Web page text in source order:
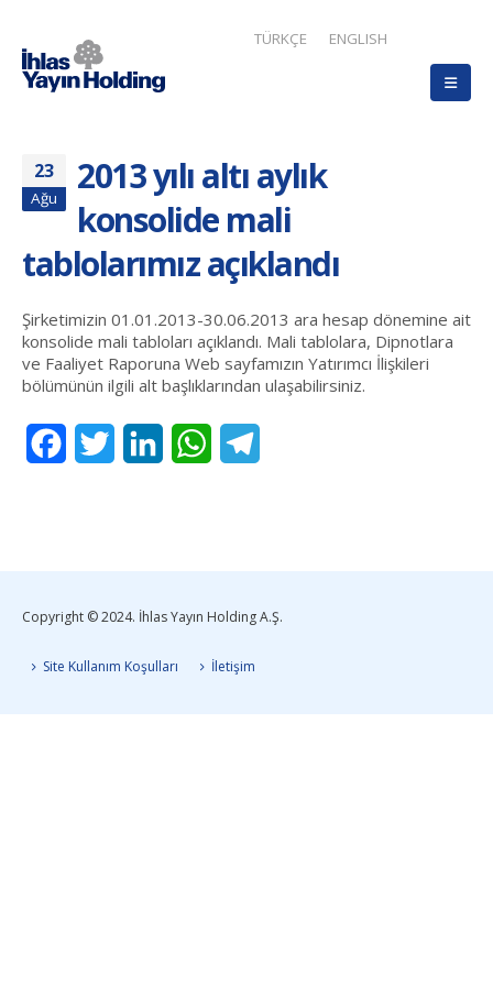
TÜRKÇE ENGLISH
23
Ağu
2013 yılı altı aylık
konsolide mali
tablolarımız açıklandı
Şirketimizin 01.01.2013-30.06.2013 ara hesap dönemine ait
konsolide mali tabloları açıklandı. Mali tablolara, Dipnotlara
ve Faaliyet Raporuna Web sayfamızın Yatırımcı İlişkileri
bölümünün ilgili alt başlıklarından ulaşabilirsiniz.
FacebookTwitter LinkedInWhatsApp
Copyright © 2024. İhlas Yayın Holding A.Ş.
Site Kullanım Koşulları İletişim